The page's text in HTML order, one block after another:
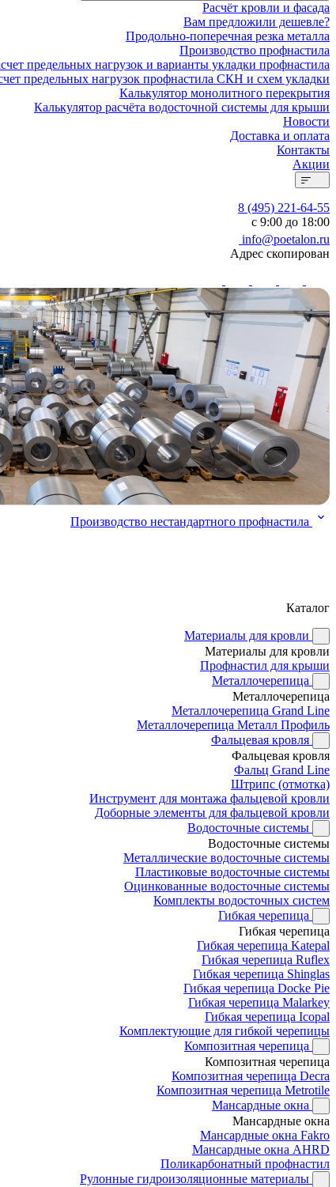
Расчёт кровли и фасада
Вам предложили дешевле?
Продольно-поперечная резка металла
Производство профнастила
предельных нагрузок и варианты укладки профнастила
предельных нагрузок профнастила СКН и схем укладки
Калькулятор монолитного перекрытия
Калькулятор расчёта водосточной системы для крыши
Новости
Доставка и оплата
Контакты
Акции
8 (495) 221-64-55
с 9:00 до 18:00
info@poetalon.ru
Адрес скопирован
Производство нестандартного профнастила
Каталог
Материалы для кровли
Материалы для кровли
Профнастил для крыши
Металлочерепица
Металлочерепица
Металлочерепица Grand Line
Металлочерепица Металл Профиль
Фальцевая кровля
Фальцевая кровля
Фальц Grand Line
Штрипс (отмотка)
Инструмент для монтажа фальцевой кровли
Доборные элементы для фальцевой кровли
Водосточные системы
Водосточные системы
Металлические водосточные системы
Пластиковые водосточные системы
Оцинкованные водосточные системы
Комплекты водосточных систем
Гибкая черепица
Гибкая черепица
Гибкая черепица Katepal
Гибкая черепица Ruflex
Гибкая черепица Shinglas
Гибкая черепица Docke Pie
Гибкая черепица Malarkey
Гибкая черепица Icopal
Комплектующие для гибкой черепицы
Композитная черепица
Композитная черепица
Композитная черепица Decra
Композитная черепица Metrotile
Мансардные окна
Мансардные окна
Мансардные окна Fakro
Мансардные окна AHRD
Поликарбонатный профнастил
Рулонные гидроизоляционные материалы